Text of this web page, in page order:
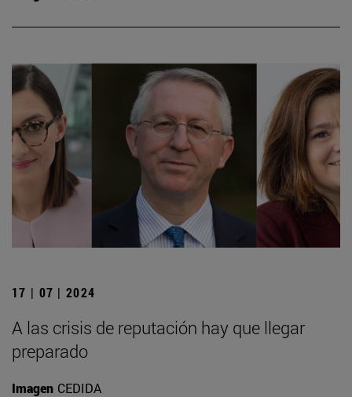
17 | 07 | 2024
A las crisis de reputación hay que llegar
preparado
Imagen CEDIDA